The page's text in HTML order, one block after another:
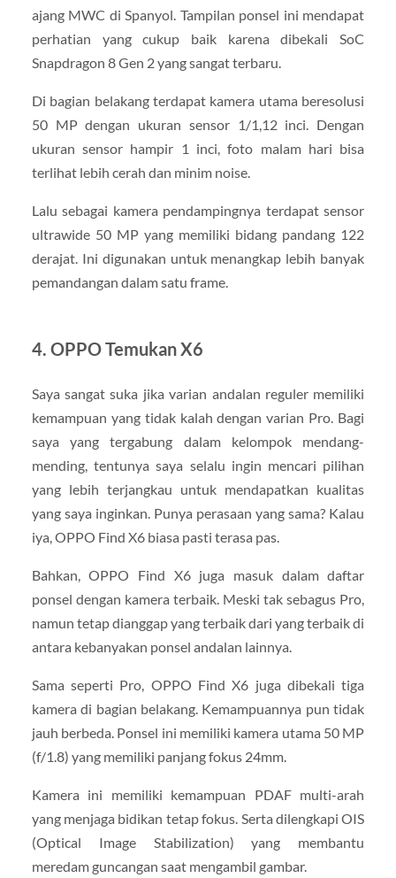
ajang MWC di Spanyol. Tampilan ponsel ini mendapat
perhatian yang cukup baik karena dibekali SoC
Snapdragon 8 Gen 2 yang sangat terbaru.
Di bagian belakang terdapat kamera utama beresolusi
50 MP dengan ukuran sensor 1/1,12 inci. Dengan
ukuran sensor hampir 1 inci, foto malam hari bisa
terlihat lebih cerah dan minim noise.
Lalu sebagai kamera pendampingnya terdapat sensor
ultrawide 50 MP yang memiliki bidang pandang 122
derajat. Ini digunakan untuk menangkap lebih banyak
pemandangan dalam satu frame.
4. OPPO Temukan X6
Saya sangat suka jika varian andalan reguler memiliki
kemampuan yang tidak kalah dengan varian Pro. Bagi
saya yang tergabung dalam kelompok mendang-
mending, tentunya saya selalu ingin mencari pilihan
yang lebih terjangkau untuk mendapatkan kualitas
yang saya inginkan. Punya perasaan yang sama? Kalau
iya, OPPO Find X6 biasa pasti terasa pas.
Bahkan, OPPO Find X6 juga masuk dalam daftar
ponsel dengan kamera terbaik. Meski tak sebagus Pro,
namun tetap dianggap yang terbaik dari yang terbaik di
antara kebanyakan ponsel andalan lainnya.
Sama seperti Pro, OPPO Find X6 juga dibekali tiga
kamera di bagian belakang. Kemampuannya pun tidak
jauh berbeda. Ponsel ini memiliki kamera utama 50 MP
(f/1.8) yang memiliki panjang fokus 24mm.
Kamera ini memiliki kemampuan PDAF multi-arah
yang menjaga bidikan tetap fokus. Serta dilengkapi OIS
(Optical Image Stabilization) yang membantu
meredam guncangan saat mengambil gambar.